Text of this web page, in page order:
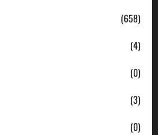
(658)
(4)
(0)
(3)
(0)